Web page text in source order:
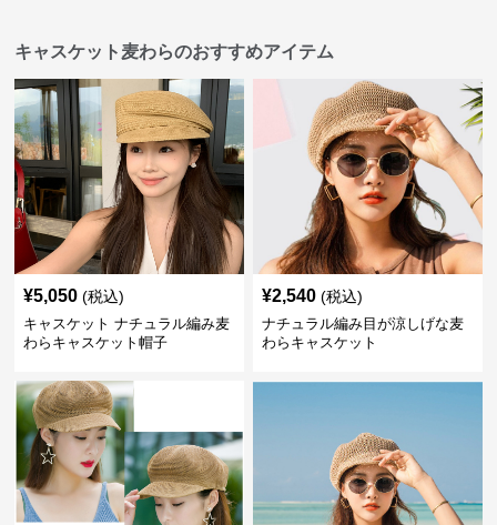
キャスケット麦わらのおすすめアイテム
¥5,050 (税込)
キャスケット ナチュラル編み麦
わらキャスケット帽子
¥2,540 (税込)
ナチュラル編み目が涼しげな麦
わらキャスケット